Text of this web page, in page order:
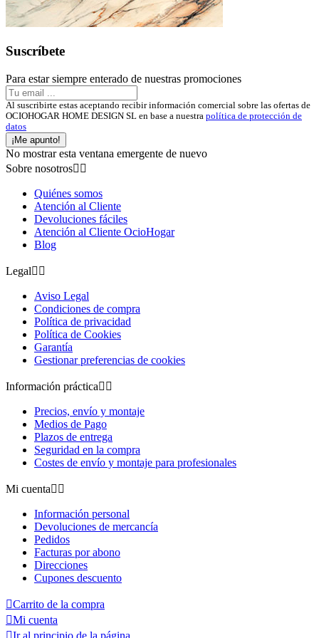
Suscríbete
Para estar siempre enterado de nuestras promociones
Al suscribirte estas aceptando recibir información comercial sobre las ofertas de
OCIOHOGAR HOME DESIGN SL en base a nuestra política de protección de
datos
¡Me apunto!
No mostrar esta ventana emergente de nuevo
Sobre nosotros 
Quiénes somos
Atención al Cliente
Devoluciones fáciles
Atención al Cliente OcioHogar
Blog
Legal 
Aviso Legal
Condiciones de compra
Política de privacidad
Política de Cookies
Garantía
Gestionar preferencias de cookies
Información práctica 
Precios, envío y montaje
Medios de Pago
Plazos de entrega
Seguridad en la compra
Costes de envío y montaje para profesionales
Mi cuenta 
Información personal
Devoluciones de mercancía
Pedidos
Facturas por abono
Direcciones
Cupones descuento
Carrito de la compra
Mi cuenta
Ir al principio de la página